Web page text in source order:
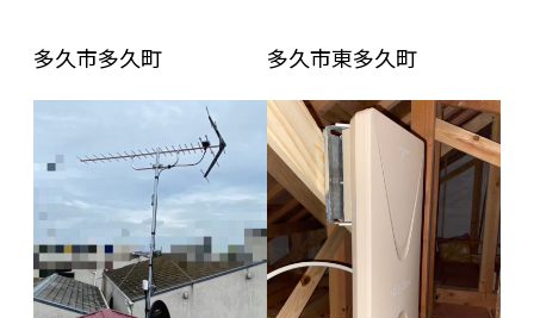
多久市多久町 多久市東多久町